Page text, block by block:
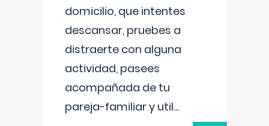
domicilio, que intentes
descansar, pruebes a
distraerte con alguna
actividad, pasees
acompañada de tu
pareja-familiar y util...